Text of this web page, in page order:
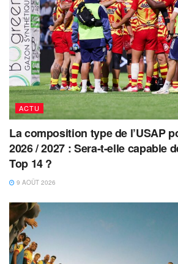
ACTU
La composition type de l’USAP
2026 / 2027 : Sera-t-elle capable
Top 14 ?
9 AOÛT 2026